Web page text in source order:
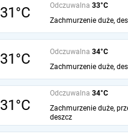
31°C Odczuwalna 33°C
Zachmurzenie duże,
31°C Odczuwalna 34°C
Zachmurzenie duże,
31°C
Odczuwalna 34°C
Zachmurzenie duże,
deszcz